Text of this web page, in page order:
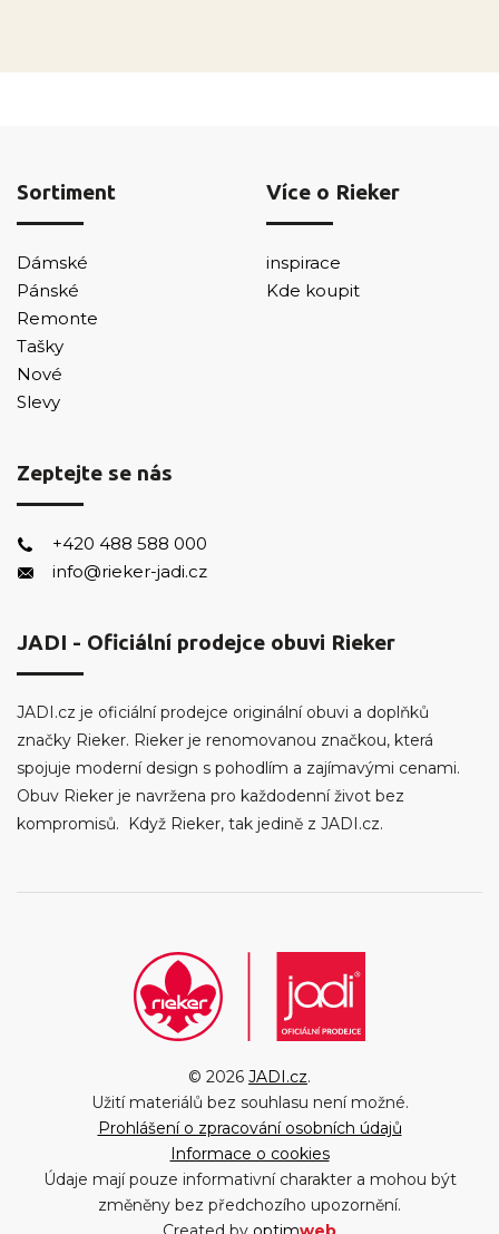
Sortiment
Dámské
Pánské
Remonte
Tašky
Nové
Slevy
Více o Rieker
inspirace
Kde koupit
Zeptejte se nás
+420 488 588 000
info@rieker-jadi.cz
JADI - Oficiální prodejce obuvi Rieker
JADI.cz je oficiální prodejce originální obuvi a doplňků
značky Rieker. Rieker je renomovanou značkou, která
spojuje moderní design s pohodlím a zajímavými cenami.
Obuv Rieker je navržena pro každodenní život bez
kompromisů. Když Rieker, tak jedině z JADI.cz.
© 2026 JADI.cz.
Užití materiálů bez souhlasu není možné.
Prohlášení o zpracování osobních údajů
Informace o cookies
Údaje mají pouze informativní charakter a mohou být
změněny bez předchozího upozornění.